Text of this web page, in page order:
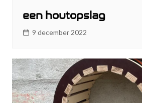
een houtopslag
9 december 2022